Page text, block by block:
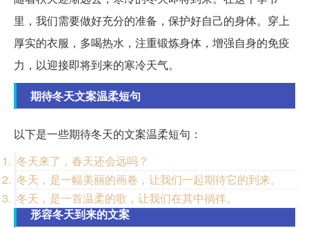
里，我们需要做好充分的准备，保护好自己的身体。穿上
厚实的衣服，多喝热水，注重锻炼身体，增强自身的免疫
力，以迎接即将到来的寒冷天气。
期待冬天文案温柔短句
以下是一些期待冬天的文案温柔短句：
冬天来了，春天还会远吗？
冬天，是一幅美丽的画卷，让我们一起期待它的到来。
冬天，是一首温柔的歌，让我们在其中徜徉。
形容冬天到来的文案